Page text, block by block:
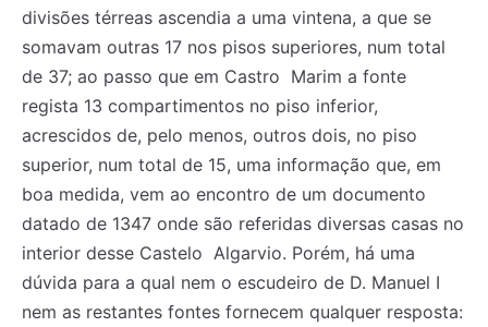
divisões térreas ascendia a uma vintena, a que se
somavam outras 17 nos pisos superiores, num total
de 37; ao passo que em Castro Marim a fonte
regista 13 compartimentos no piso inferior,
acrescidos de, pelo menos, outros dois, no piso
superior, num total de 15, uma informação que, em
boa medida, vem ao encontro de um documento
datado de 1347 onde são referidas diversas casas no
interior desse Castelo Algarvio. Porém, há uma
dúvida para a qual nem o escudeiro de D. Manuel I
nem as restantes fontes fornecem qualquer resposta: